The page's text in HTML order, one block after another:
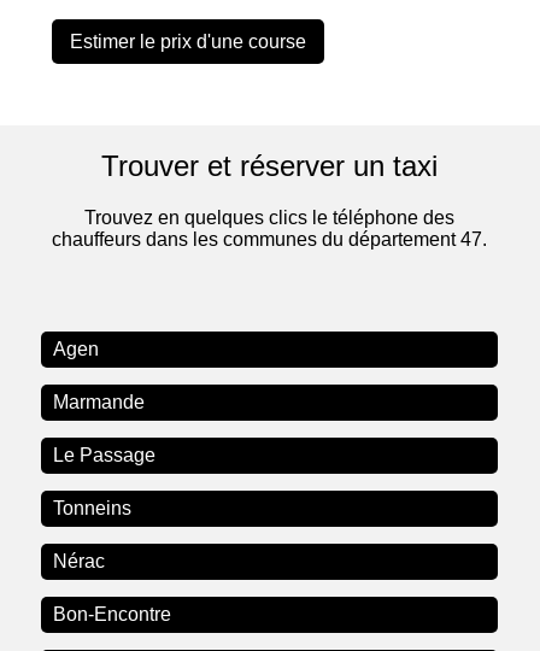
Estimer le prix d'une course
Trouver et réserver un taxi
Trouvez en quelques clics le téléphone des
chauffeurs dans les communes du département 47.
Agen
Marmande
Le Passage
Tonneins
Nérac
Bon-Encontre